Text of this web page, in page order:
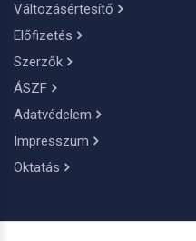
Változásértesítő
Előfizetés
Szerzők
ÁSZF
Adatvédelem
Impresszum
Oktatás